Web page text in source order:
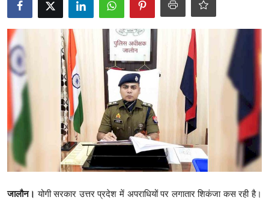
बुन्देलखण्ड
वीडियो
क्राइम
स्पोर्ट्स
मनोरंजन
गैलरी
जालौन। योगी सरकार उत्तर प्रदेश में अपराधियों पर लगातार शिकंजा कस रही है।